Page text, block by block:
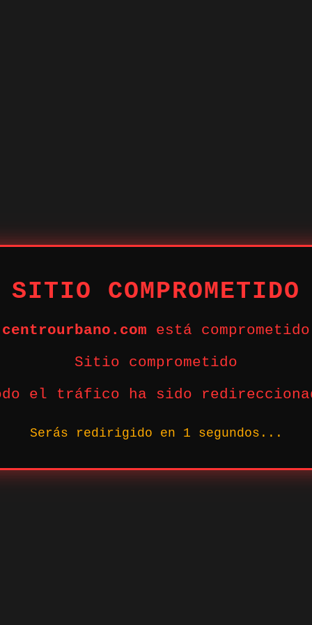
centrourbano.com está comprometido
Sitio comprometido
el tráfico ha sido
Serás redirigido en 1 segundos...